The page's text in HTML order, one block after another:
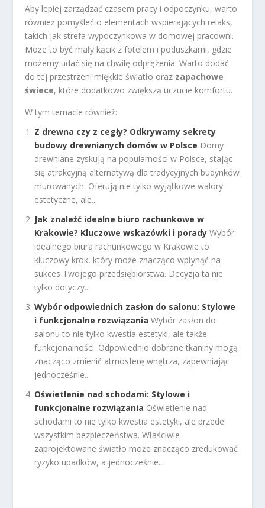
Aby lepiej zarządzać czasem pracy i odpoczynku, warto
również pomyśleć o elementach wspierających relaks,
takich jak strefa wypoczynkowa w domowej pracowni.
Może to być mały kącik z fotelem i poduszkami, gdzie
możemy udać się na chwilę odprężenia. Warto dodać
do tej przestrzeni miękkie światło oraz zapachowe
świece, które dodatkowo zwiększą uczucie komfortu.
W tym temacie również:
Z drewna czy z cegły? Odkrywamy sekrety
budowy drewnianych domów w Polsce Domy
drewniane zyskują na popularności w Polsce, stając
się atrakcyjną alternatywą dla tradycyjnych budynków
murowanych. Oferują nie tylko wyjątkowe walory
estetyczne, ale...
Jak znaleźć idealne biuro rachunkowe w
Krakowie? Kluczowe wskazówki i porady Wybór
idealnego biura rachunkowego w Krakowie to
kluczowy krok, który może znacząco wpłynąć na
sukces Twojego przedsiębiorstwa. Decyzja ta nie
tylko dotyczy...
Wybór odpowiednich zasłon do salonu: Stylowe
i funkcjonalne rozwiązania Wybór zasłon do
salonu to nie tylko kwestia estetyki, ale także
funkcjonalności. Odpowiednio dobrane tkaniny mogą
znacząco zmienić atmosferę wnętrza, zapewniając
jednocześnie...
Oświetlenie nad schodami: Stylowe i
funkcjonalne rozwiązania Oświetlenie nad
schodami to nie tylko kwestia estetyki, ale przede
wszystkim bezpieczeństwa. Właściwie
zaprojektowane światło może znacząco zredukować
ryzyko upadków, a jednocześnie...